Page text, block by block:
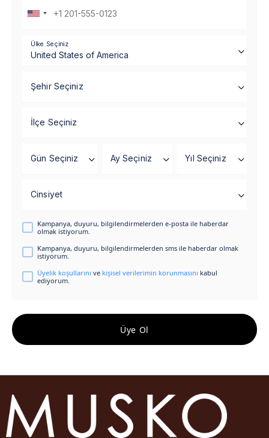
Ülke Seçiniz
Şehir Seçiniz
İlçe Seçiniz
Gün Seçiniz Ay Seçiniz Yıl Seçiniz
Cinsiyet
Kampanya, duyuru, bilgilendirmelerden e-posta ile haberdar
olmak istiyorum.
Kampanya, duyuru, bilgilendirmelerden sms ile haberdar olmak
istiyorum.
Üyelik koşullarını ve kişisel verilerimin korunmasını kabul
ediyorum.
Üye Ol